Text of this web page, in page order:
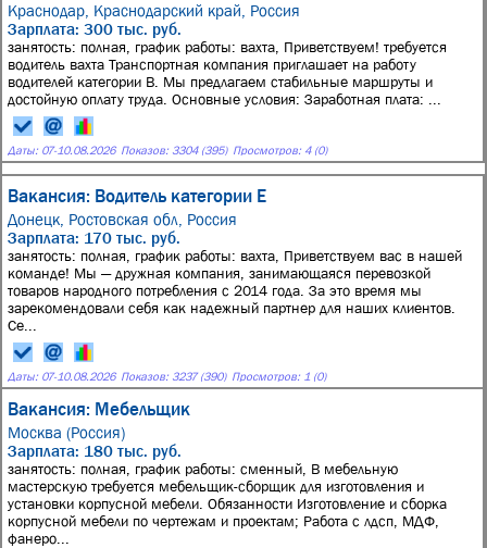
Краснодар, Краснодарский край, Россия
Зарплата: 300 тыс. руб.
занятость: полная, график работы: вахта, Приветствуем! требуется
водитель вахта Транспортная компания приглашает на работу
водителей категории В. Мы предлагаем стабильные маршруты и
достойную оплату труда. Основные условия: Заработная плата: ...
Даты: 07-10.08.2026 Показов: 3304 (395) Просмотров: 4 (0)
Вакансия: Водитель категории Е
Донецк, Ростовская обл, Россия
Зарплата: 170 тыс. руб.
занятость: полная, график работы: вахта, Приветствуем вас в нашей
команде! Мы — дружная компания, занимающаяся перевозкой
товаров народного потребления с 2014 года. За это время мы
зарекомендовали себя как надежный партнер для наших клиентов.
Се...
Даты: 07-10.08.2026 Показов: 3237 (390) Просмотров: 1 (0)
Вакансия: Мебельщик
Москва (Россия)
Зарплата: 180 тыс. руб.
занятость: полная, график работы: сменный, В мебельную
мастерскую требуется мебельщик-сборщик для изготовления и
установки корпусной мебели. Обязанности Изготовление и сборка
корпусной мебели по чертежам и проектам; Работа с лдсп, МДФ,
фанеро...